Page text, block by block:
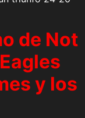
de Not
y los